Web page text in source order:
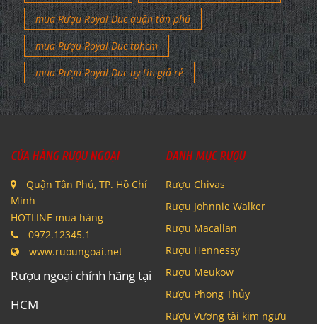
mua Rượu Royal Duc quận tân phú
mua Rượu Royal Duc tphcm
mua Rượu Royal Duc uy tín giả rẻ
CỬA HÀNG RƯỢU NGOẠI
Quận Tân Phú, TP. Hồ Chí
Minh
HOTLINE mua hàng
0972.12345.1
www.ruoungoai.net
Rượu ngoại chính hãng tại
HCM
DANH MỤC RƯỢU
Rượu Chivas
Rượu Johnnie Walker
Rượu Macallan
Rượu Hennessy
Rượu Meukow
Rượu Phong Thủy
Rượu Vương tài kim ngưu